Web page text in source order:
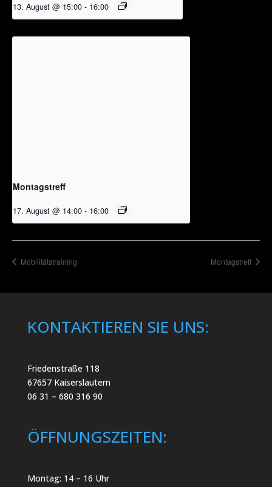
13. August @ 15:00 - 16:00
Montagstreff
17. August @ 14:00 - 16:00
Mobilitätstraining Montagstreff
KONTAKTIEREN SIE UNS:
Friedenstraße 118
67657 Kaiserslautern
06 31 – 680 316 90
ÖFFNUNGSZEITEN:
Montag: 14 – 16 Uhr